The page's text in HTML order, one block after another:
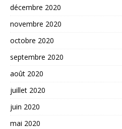
décembre 2020
novembre 2020
octobre 2020
septembre 2020
août 2020
juillet 2020
juin 2020
mai 2020